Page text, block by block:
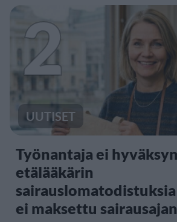
2
UUTISET
Työnantaja ei
etälääkärin
ei maksettu